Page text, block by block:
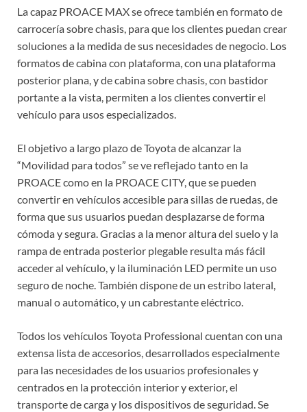
La capaz PROACE MAX se ofrece también en formato de
carrocería sobre chasis, para que los clientes puedan crear
soluciones a la medida de sus necesidades de negocio. Los
formatos de cabina con plataforma, con una plataforma
posterior plana, y de cabina sobre chasis, con bastidor
portante a la vista, permiten a los clientes convertir el
vehículo para usos especializados.
El objetivo a largo plazo de Toyota de alcanzar la
“Movilidad para todos” se ve reflejado tanto en la
PROACE como en la PROACE CITY, que se pueden
convertir en vehículos accesible para sillas de ruedas, de
forma que sus usuarios puedan desplazarse de forma
cómoda y segura. Gracias a la menor altura del suelo y la
rampa de entrada posterior plegable resulta más fácil
acceder al vehículo, y la iluminación LED permite un uso
seguro de noche. También dispone de un estribo lateral,
manual o automático, y un cabrestante eléctrico.
Todos los vehículos Toyota Professional cuentan con una
extensa lista de accesorios, desarrollados especialmente
para las necesidades de los usuarios profesionales y
centrados en la protección interior y exterior, el
transporte de carga y los dispositivos de seguridad. Se